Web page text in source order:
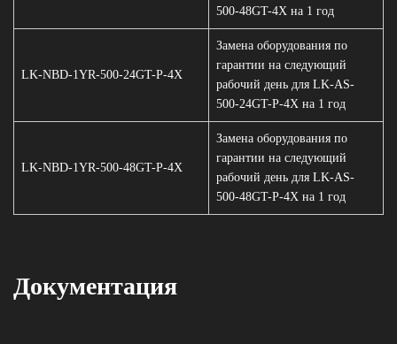
500-48GT-4X на 1 год
LK-NBD-1YR-500-24GT-P-4X
Замена оборудования по
гарантии на следующий
рабочий день для LK-AS-
500-24GT-P-4X на 1 год
LK-NBD-1YR-500-48GT-P-4X
Замена оборудования по
гарантии на следующий
рабочий день для LK-AS-
500-48GT-P-4X на 1 год
Документация